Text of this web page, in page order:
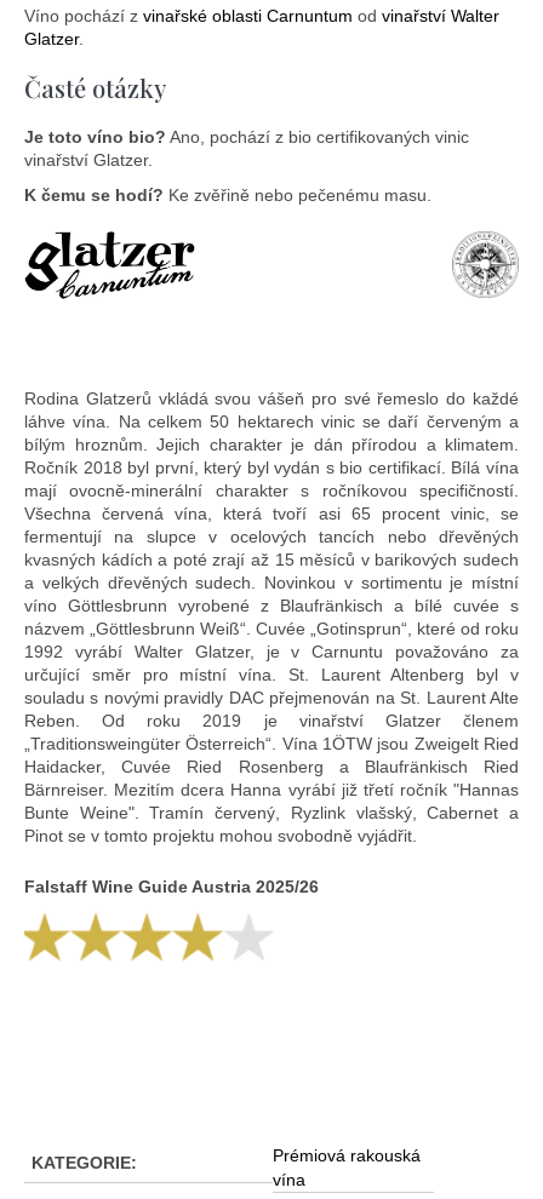
Víno pochází z vinařské oblasti Carnuntum od vinařství Walter
Glatzer.
Časté otázky
Je toto víno bio? Ano, pochází z bio certifikovaných vinic
vinařství Glatzer.
K čemu se hodí? Ke zvěřině nebo pečenému masu.
Rodina Glatzerů vkládá svou vášeň pro své řemeslo do každé
láhve vína. Na celkem 50 hektarech vinic se daří červeným a
bílým hroznům. Jejich charakter je dán přírodou a klimatem.
Ročník 2018 byl první, který byl vydán s bio certifikací. Bílá vína
mají ovocně-minerální charakter s ročníkovou specifičností.
Všechna červená vína, která tvoří asi 65 procent vinic, se
fermentují na slupce v ocelových tancích nebo dřevěných
kvasných kádích a poté zrají až 15 měsíců v barikových sudech
a velkých dřevěných sudech. Novinkou v sortimentu je místní
víno Göttlesbrunn vyrobené z Blaufränkisch a bílé cuvée s
názvem „Göttlesbrunn Weiß“. Cuvée „Gotinsprun“, které od roku
1992 vyrábí Walter Glatzer, je v Carnuntu považováno za
určující směr pro místní vína. St. Laurent Altenberg byl v
souladu s novými pravidly DAC přejmenován na St. Laurent Alte
Reben. Od roku 2019 je vinařství Glatzer členem
„Traditionsweingüter Österreich“. Vína 1ÖTW jsou Zweigelt Ried
Haidacker, Cuvée Ried Rosenberg a Blaufränkisch Ried
Bärnreiser. Mezitím dcera Hanna vyrábí již třetí ročník "Hannas
Bunte Weine". Tramín červený, Ryzlink vlašský, Cabernet a
Pinot se v tomto projektu mohou svobodně vyjádřit.
Falstaff Wine Guide Austria 2025/26
KATEGORIE:
Prémiová rakouská
vína